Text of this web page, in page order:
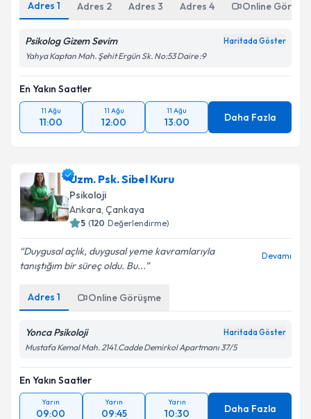
Adres 1 Adres 2 Adres 3 Adres 4 Online
Psikolog Gizem Sevim Haritada Göster
Yahya Kaptan Mah. Şehit Ergün Sk. No:53 Daire :9
En Yakın Saatler
11 Ağu
11:00
11 Ağu
12:00
11 Ağu
13:00 Daha Fazla
Uzm. Psk. Sibel Kuru
Psikoloji
Ankara, Çankaya
5 (120 Değerlendirme)
Duygusal açlık, duygusal yeme kavramlarıyla
tanıştığım bir süreç oldu. Bu...
Devamı
Adres 1 Online Görüşme
Yonca Psikoloji Haritada Göster
Mustafa Kemal Mah. 2141.Cadde Demirkol Apartmanı 37/5
En Yakın Saatler
Yarın
09:00
Yarın
09:45
Yarın
10:30 Daha Fazla